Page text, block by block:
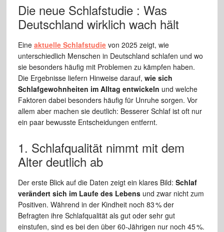
Die neue Schlafstudie : Was
Deutschland wirklich wach hält
Eine aktuelle Schlafstudievon 2025 zeigt, wie
unterschiedlich Menschen in Deutschland schlafen und wo
sie besonders häufig mit Problemen zu kämpfen haben.
Die Ergebnisse liefern Hinweise darauf, wie sich
Schlafgewohnheiten im Alltag entwickeln und welche
Faktoren dabei besonders häufig für Unruhe sorgen. Vor
allem aber machen sie deutlich: Besserer Schlaf ist oft nur
ein paar bewusste Entscheidungen entfernt.
1. Schlafqualität nimmt mit dem
Alter deutlich ab
Der erste Blick auf die Daten zeigt ein klares Bild: Schlaf
verändert sich im Laufe des Lebensund zwar nicht zum
Positiven. Während in der Kindheit noch 83 % der
Befragten ihre Schlafqualität als gut oder sehr gut
einstufen, sind es bei den über 60-Jährigen nur noch 45 %.